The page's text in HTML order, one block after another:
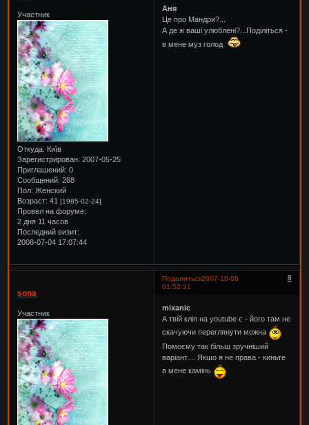
Участник
Откуда: Київ
Зарегистрирован: 2007-05-25
Приглашений: 0
Сообщений: 268
Пол: Женский
Возраст: 41[1985-02-24]
Провел на форуме:
2 дня 11 часов
Последний визит:
2008-07-04 17:07:44
Аня
Це про Мандри?...
А де ж ваші улюблені?...Поділіться -
в мене муз голод
Поделиться 8
2007-10-06
01:52:21
sona
Участник
mixanic
А твій кліп на youtube є - його там не
скачуючи переглянути можна
Помоєму так більш зручніший
варіант.... Якшо я не права - киньте
в мене камінь